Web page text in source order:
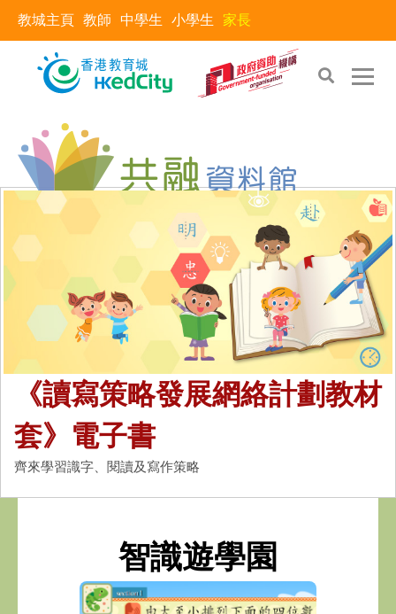
教城主頁 教師 中學生 小學生 家長
《讀寫策略發展網絡計劃教材
套》電子書
齊來學習識字、閱讀及寫作策略
智識遊學園